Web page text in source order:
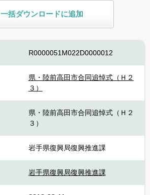
一括ダウンロードに追加
R0000051M022D0000012
県・陸前高田市合同追悼式（Ｈ２
３）
県・陸前高田市合同追悼式（Ｈ２
３）
岩手県復興局復興推進課
岩手県復興局復興推進課